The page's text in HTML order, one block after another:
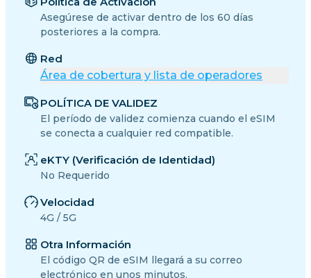
Asegúrese de activar dentro de los 60 días
posteriores a la compra.
Red
Área de cobertura y lista de operadores
POLÍTICA DE VALIDEZ
El período de validez comienza cuando el eSIM
se conecta a cualquier red compatible.
eKTY (Verificación de Identidad)
No Requerido
Velocidad
4G / 5G
Otra Información
El código QR de eSIM llegará a su correo
electrónico en unos minutos.